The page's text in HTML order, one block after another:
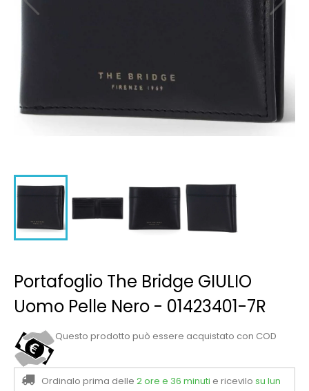
Portafoglio The Bridge GIULIO
Uomo Pelle Nero - 01423401-7R
Questo prodotto può essere acquistato con COD
Ordinalo prima delle 2 ore e 36 minuti e ricevilo su lun